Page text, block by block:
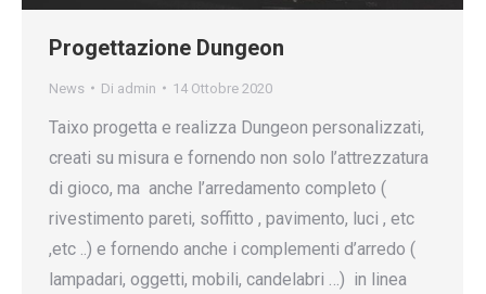
Progettazione Dungeon
News Di admin 14 Ottobre 2020
Taixo progetta e realizza Dungeon personalizzati,
creati su misura e fornendo non solo l’attrezzatura
di gioco, ma anche l’arredamento completo (
rivestimento pareti, soffitto , pavimento, luci , etc
,etc ..) e fornendo anche i complementi d’arredo (
lampadari, oggetti, mobili, candelabri …) in linea